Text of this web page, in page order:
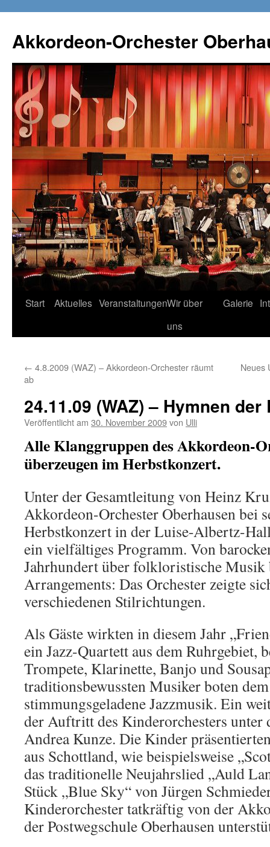
springen
Akkordeon-Orchester
Start Aktuelles VeranstaltungenWir über
uns
Galerie
← 4.8.2009 (WAZ) – Akkordeon-Orchester räumt
ab
Neues
24.11.09 (WAZ) – Hymnen
Veröffentlicht am 30. November 2009von Ulli
Alle Klanggruppen des Akkordeon-
überzeugen im Herbstkonzert.
Unter der Gesamtleitung von Heinz
Akkordeon-Orchester Oberhausen bei
Herbstkonzert in der Luise-Albertz-
ein vielfältiges Programm. Von
Jahrhundert über folkloristische Musik
Arrangements: Das Orchester zeigte
verschiedenen Stilrichtungen.
Als Gäste wirkten in diesem Jahr
ein Jazz-Quartett aus dem Ruhrgebiet,
Trompete, Klarinette, Banjo und
traditionsbewussten Musiker boten
stimmungsgeladene Jazzmusik. Ein
der Auftritt des Kinderorchesters unter
Andrea Kunze. Die Kinder
aus Schottland, wie beispielsweise
das traditionelle Neujahrslied „Auld
Stück „Blue Sky“ von Jürgen
Kinderorchester tatkräftig von der
der Postwegschule Oberhausen